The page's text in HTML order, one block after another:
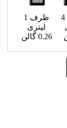
ظرف 4
ظرف 1
لیتری
0.26 گالن